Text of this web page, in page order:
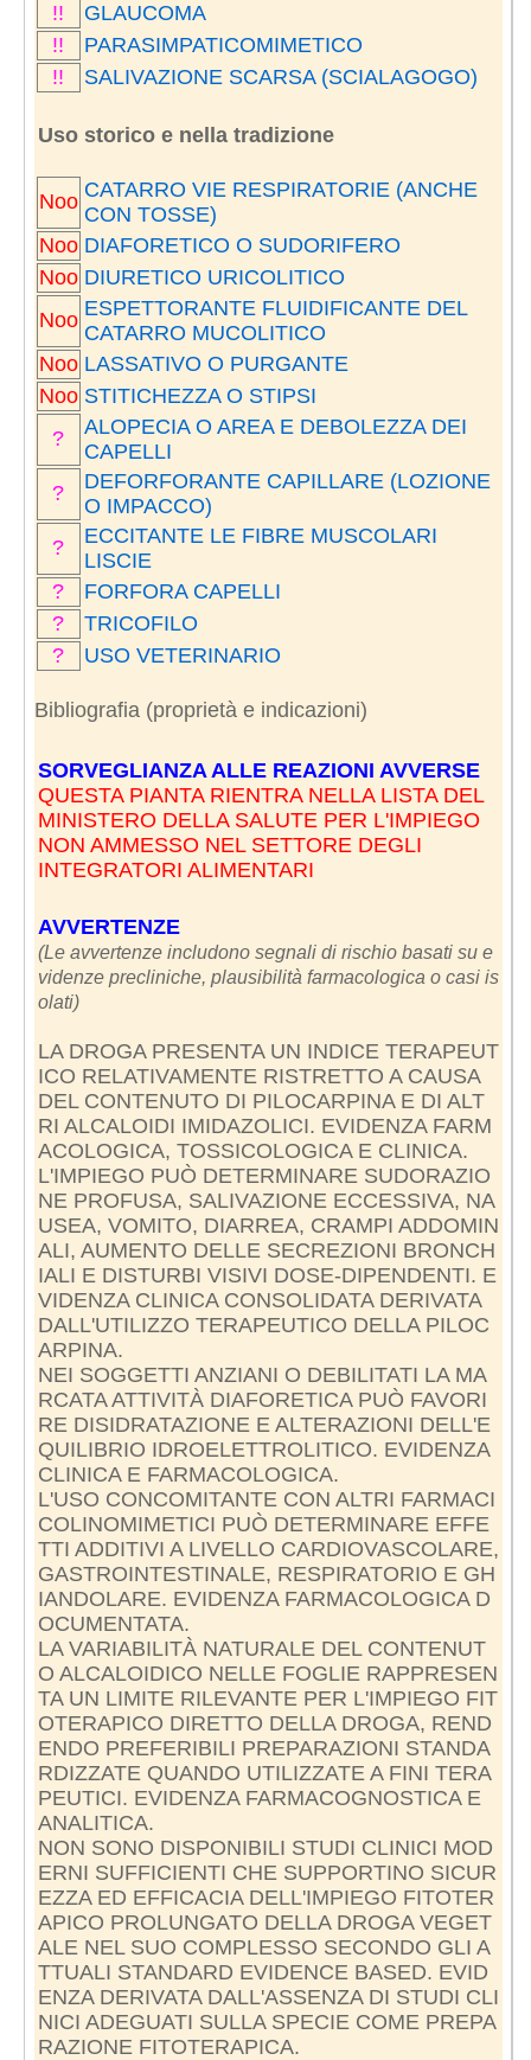
!!
GLAUCOMA
!!
PARASIMPATICOMIMETICO
!!
SALIVAZIONE SCARSA (SCIALAGOGO)
Uso storico e nella tradizione
Noo CATARRO VIE RESPIRATORIE (ANCHE
CON TOSSE)
Noo DIAFORETICO O SUDORIFERO
Noo DIURETICO URICOLITICO
Noo ESPETTORANTE FLUIDIFICANTE DEL
CATARRO MUCOLITICO
Noo LASSATIVO O PURGANTE
Noo STITICHEZZA O STIPSI
?
ALOPECIA O AREA E DEBOLEZZA DEI
CAPELLI
?
DEFORFORANTE CAPILLARE (LOZIONE
O IMPACCO)
?
ECCITANTE LE FIBRE MUSCOLARI
LISCIE
?
FORFORA CAPELLI
?
TRICOFILO
?
USO VETERINARIO
Bibliografia (proprietà e indicazioni)
SORVEGLIANZA ALLE REAZIONI AVVERSE
QUESTA PIANTA RIENTRA NELLA LISTA DEL
MINISTERO DELLA SALUTE PER L'IMPIEGO
NON AMMESSO NEL SETTORE DEGLI
INTEGRATORI ALIMENTARI
AVVERTENZE
(Le avvertenze includono segnali di rischio basati su e
videnze precliniche, plausibilità farmacologica o casi is
olati)
LA DROGA PRESENTA UN INDICE TERAPEUT
ICO RELATIVAMENTE RISTRETTO A CAUSA
DEL CONTENUTO DI PILOCARPINA E DI ALT
RI ALCALOIDI IMIDAZOLICI. EVIDENZA FARM
ACOLOGICA, TOSSICOLOGICA E CLINICA.
L'IMPIEGO PUÒ DETERMINARE SUDORAZIO
NE PROFUSA, SALIVAZIONE ECCESSIVA, NA
USEA, VOMITO, DIARREA, CRAMPI ADDOMIN
ALI, AUMENTO DELLE SECREZIONI BRONCH
IALI E DISTURBI VISIVI DOSE-DIPENDENTI. E
VIDENZA CLINICA CONSOLIDATA DERIVATA
DALL'UTILIZZO TERAPEUTICO DELLA PILOC
ARPINA.
NEI SOGGETTI ANZIANI O DEBILITATI LA MA
RCATA ATTIVITÀ DIAFORETICA PUÒ FAVORI
RE DISIDRATAZIONE E ALTERAZIONI DELL'E
QUILIBRIO IDROELETTROLITICO. EVIDENZA
CLINICA E FARMACOLOGICA.
L'USO CONCOMITANTE CON ALTRI FARMACI
COLINOMIMETICI PUÒ DETERMINARE EFFE
TTI ADDITIVI A LIVELLO CARDIOVASCOLARE,
GASTROINTESTINALE, RESPIRATORIO E GH
IANDOLARE. EVIDENZA FARMACOLOGICA D
OCUMENTATA.
LA VARIABILITÀ NATURALE DEL CONTENUT
O ALCALOIDICO NELLE FOGLIE RAPPRESEN
TA UN LIMITE RILEVANTE PER L'IMPIEGO FIT
OTERAPICO DIRETTO DELLA DROGA, REND
ENDO PREFERIBILI PREPARAZIONI STANDA
RDIZZATE QUANDO UTILIZZATE A FINI TERA
PEUTICI. EVIDENZA FARMACOGNOSTICA E
ANALITICA.
NON SONO DISPONIBILI STUDI CLINICI MOD
ERNI SUFFICIENTI CHE SUPPORTINO SICUR
EZZA ED EFFICACIA DELL'IMPIEGO FITOTER
APICO PROLUNGATO DELLA DROGA VEGET
ALE NEL SUO COMPLESSO SECONDO GLI A
TTUALI STANDARD EVIDENCE BASED. EVID
ENZA DERIVATA DALL'ASSENZA DI STUDI CLI
NICI ADEGUATI SULLA SPECIE COME PREPA
RAZIONE FITOTERAPICA.